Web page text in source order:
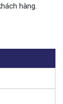
hàng.